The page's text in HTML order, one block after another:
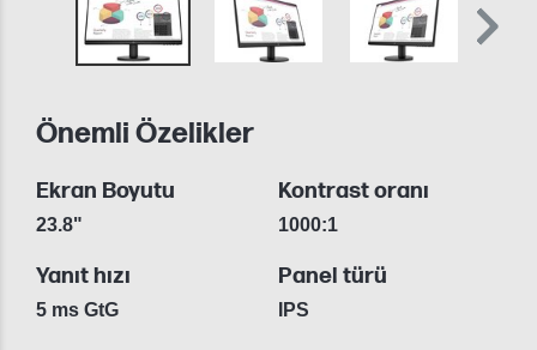
Önemli Özelikler
Ekran Boyutu
23.8"
Panel türü
IPS
Kontrast oranı
1000:1
Yanıt hızı
5 ms GtG